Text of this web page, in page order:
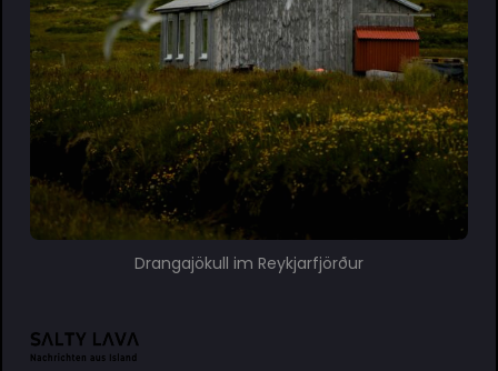
Drangajökull im Reykjarfjörður